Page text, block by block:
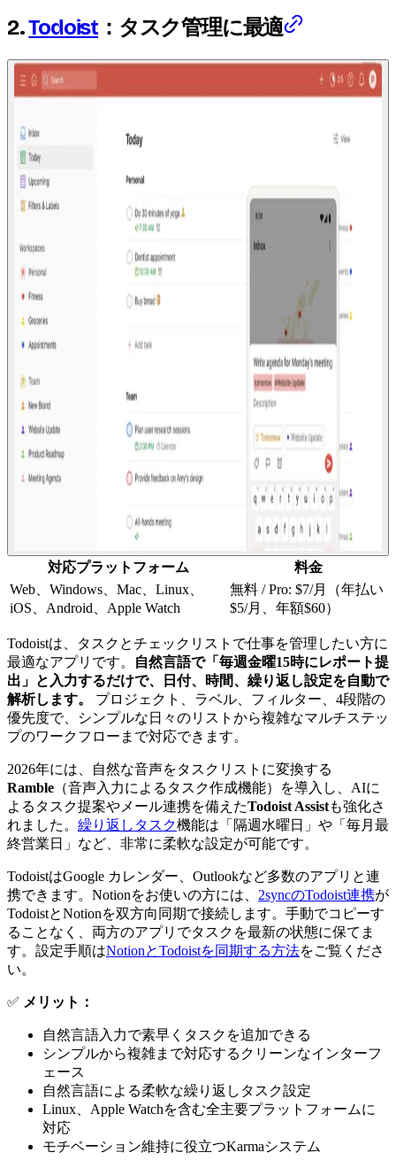
2.Todoist ：タスク管理に最適
対応プラットフォーム
料金
Web、Windows、Mac、Linux、
iOS、Android、Apple Watch
無料 / Pro: $7/月（年払い
$5/月、年額$60）
Todoistは、タスクとチェックリストで仕事を管理したい方に
最適なアプリです。
自然言語で「毎週金曜15時にレポート提
出」と入力するだけで、日付、時間、繰り返し設定を自動で
解析します。
プロジェクト、ラベル、フィルター、4段階の
優先度で、シンプルな日々のリストから複雑なマルチステッ
プのワークフローまで対応できます。
2026年には、自然な音声をタスクリストに変換する
Ramble （音声入力によるタスク作成機能）を導入し、AIに
よるタスク提案やメール連携を備えたTodoist Assistも強化さ
れました。 繰り返しタスク機能は「隔週水曜日」や「毎月最
終営業日」など、非常に柔軟な設定が可能です。
TodoistはGoogle カレンダー、Outlookなど多数のアプリと連
携できます。Notionをお使いの方には、 2syncのTodoist連携が
TodoistとNotionを双方向同期で接続します。手動でコピーす
ることなく、両方のアプリでタスクを最新の状態に保てま
す。設定手順はNotionとTodoistを同期する方法をご覧くださ
い。
✅ メリット：
自然言語入力で素早くタスクを追加できる
シンプルから複雑まで対応するクリーンなインターフ
ェース
自然言語による柔軟な繰り返しタスク設定
Linux、Apple Watchを含む全主要プラットフォームに
対応
モチベーション維持に役立つKarmaシステム